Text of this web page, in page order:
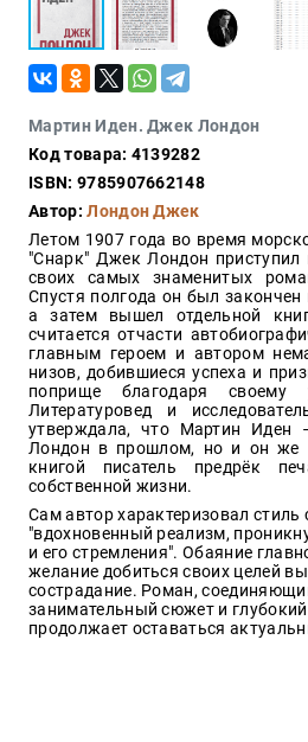
Мартин Иден. Джек Лондон
Код товара: 4139282
ISBN: 9785907662148
Автор:Лондон Джек
Летом 1907 года во время
"Снарк" Джек Лондон приступил
своих самых знаменитых
Спустя полгода он был
а затем вышел отдельной
считается отчасти
главным героем и автором
низов, добившиеся успеха и
поприще благодаря своему
Литературовед и
утверждала, что Мартин
Лондон в прошлом, но и он же
книгой писатель предрёк
собственной жизни.
Сам автор характеризовал стиль
"вдохновенный реализм,
и его стремления". Обаяние
желание добиться своих целей
сострадание. Роман,
занимательный сюжет и
продолжает оставаться
Религия
Туризм
Кухня,
гастрономия,
кулинария
Закон
Красота
и
здоровье
Оптовикам
Авторам
Контакты
+7(499)
350-17-
79
Москва